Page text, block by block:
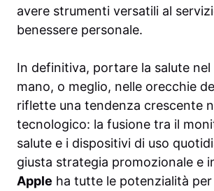
avere strumenti versatili al
benessere personale.
In definitiva, portare la salute nel
mano, o meglio, nelle orecchie
riflette una tendenza crescente
tecnologico: la fusione tra il
salute e i dispositivi di uso
giusta strategia promozionale e
Apple ha tutte le potenzialità